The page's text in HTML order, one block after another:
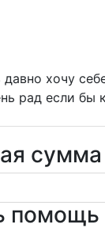
хочу
рад если бы
сумма
помощь